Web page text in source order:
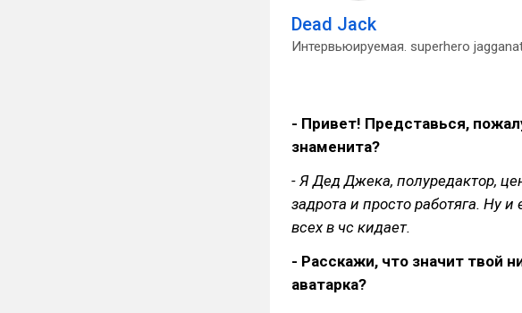
Dead Jack
Интервьюируемая. superhero
- Привет! Представься,
знаменита?
- Я Дед Джека, полуредактор,
задрота и просто работяга. Ну
всех в чс кидает.
- Расскажи, что значит твой
аватарка?